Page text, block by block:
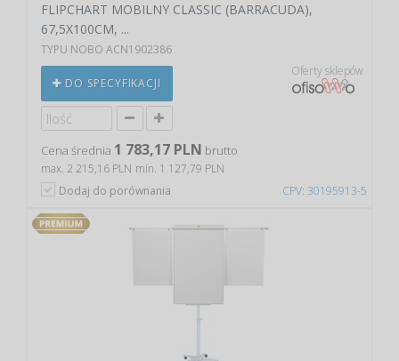
CPV: 30195913-5
FLIPCHART MOBILNY CLASSIC (BARRACUDA),
67,5X100CM, ...
TYPU NOBO ACN1902386
DO SPECYFIKACJI
Oferty sklepów
Cena średnia 1 783,17 PLN brutto
max. 2 215,16 PLN min. 1 127,79 PLN
Dodaj do porównania